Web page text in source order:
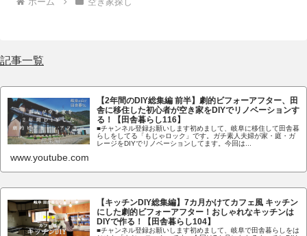
記事一覧
【2年間のDIY総集編 前半】劇的ビフォーアフター、田
舎に移住した初心者が空き家をDIYでリノベーションす
る！【田舎暮らし116】
■チャンネル登録お願いします初めまして、岐阜に移住して田舎暮
らしをしてる「もじゃロック」です。ガチ素人夫婦が家・庭・ガ
レージをDIYでリノベーションしてます。今回は...
www.youtube.com
【キッチンDIY総集編】7カ月かけてカフェ風 キッチン
にした劇的ビフォーアフター！おしゃれなキッチンは
DIYで作る！【田舎暮らし104】
■チャンネル登録お願いします初めまして、岐阜で田舎暮らしをは